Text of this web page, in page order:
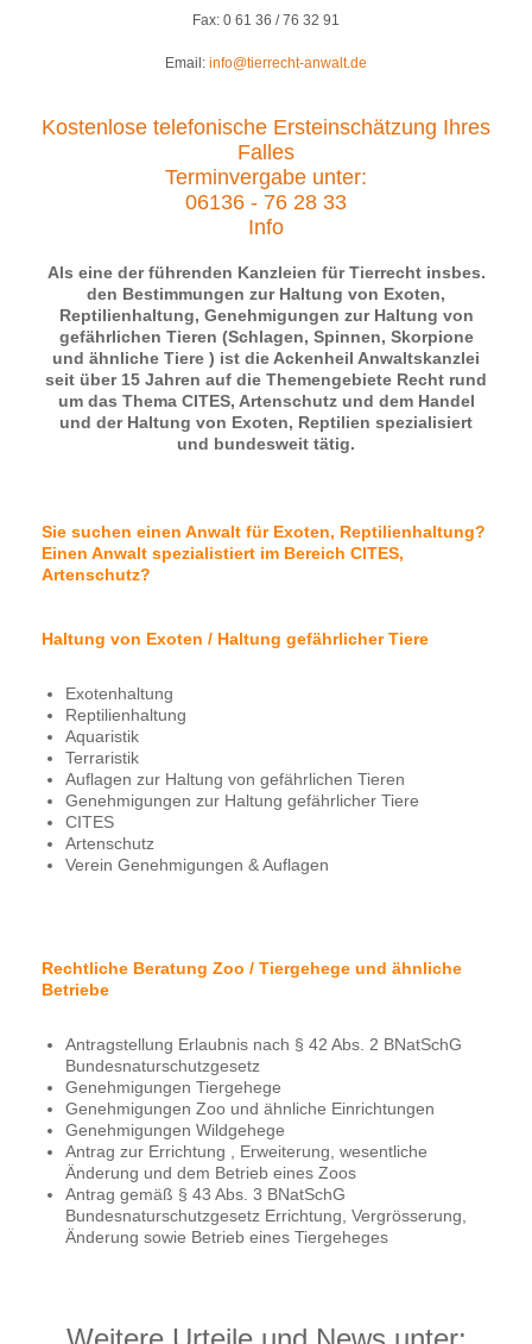
Fax: 0 61 36 / 76 32 91
Email: info@tierrecht-anwalt.de
Kostenlose telefonische Ersteinschätzung Ihres
Falles
Terminvergabe unter:
06136 - 76 28 33
Info
Als eine der führenden Kanzleien für Tierrecht insbes.
den Bestimmungen zur Haltung von Exoten,
Reptilienhaltung, Genehmigungen zur Haltung von
gefährlichen Tieren (Schlagen, Spinnen, Skorpione
und ähnliche Tiere ) ist die Ackenheil Anwaltskanzlei
seit über 15 Jahren auf die Themengebiete Recht rund
um das Thema CITES, Artenschutz und dem Handel
und der Haltung von Exoten, Reptilien spezialisiert
und bundesweit tätig.
Sie suchen einen Anwalt für Exoten, Reptilienhaltung?
Einen Anwalt spezialistiert im Bereich CITES,
Artenschutz?
Haltung von Exoten / Haltung gefährlicher Tiere
Exotenhaltung
Reptilienhaltung
Aquaristik
Terraristik
Auflagen zur Haltung von gefährlichen Tieren
Genehmigungen zur Haltung gefährlicher Tiere
CITES
Artenschutz
Verein Genehmigungen & Auflagen
Rechtliche Beratung Zoo / Tiergehege und ähnliche
Betriebe
Antragstellung Erlaubnis nach § 42 Abs. 2 BNatSchG
Bundesnaturschutzgesetz
Genehmigungen Tiergehege
Genehmigungen Zoo und ähnliche Einrichtungen
Genehmigungen Wildgehege
Antrag zur Errichtung , Erweiterung, wesentliche
Änderung und dem Betrieb eines Zoos
Antrag gemäß § 43 Abs. 3 BNatSchG
Bundesnaturschutzgesetz Errichtung, Vergrösserung,
Änderung sowie Betrieb eines Tiergeheges